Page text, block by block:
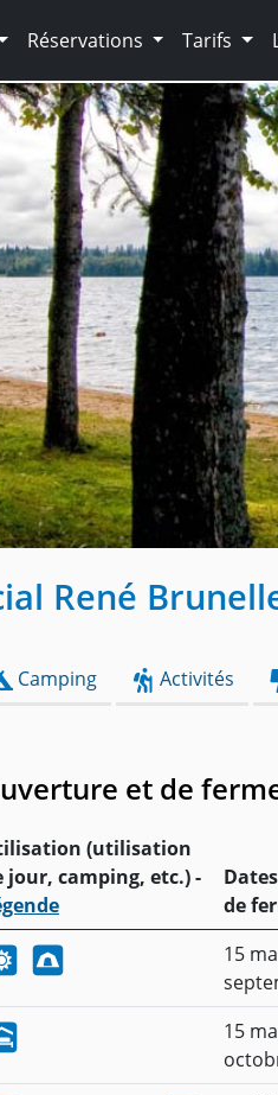
Réservations Tarifs
René
Camping Activités
et de
(utilisation
jour, camping, etc.) -
de
15
15